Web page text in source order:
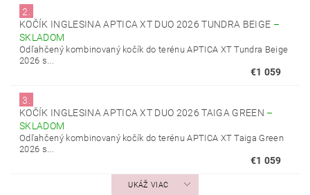
2.
KOČÍK INGLESINA APTICA XT DUO 2026 TUNDRA BEIGE –
SKLADOM
Odľahčený kombinovaný kočík do terénu APTICA XT Tundra Beige
2026 s...
€1 059
3.
KOČÍK INGLESINA APTICA XT DUO 2026 TAIGA GREEN –
SKLADOM
Odľahčený kombinovaný kočík do terénu APTICA XT Taiga Green
2026 s...
€1 059
UKÁŽ VIAC